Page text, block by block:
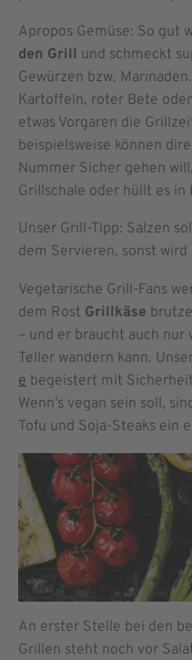
Apropos Gemüse: So gut
den Grill und schmeckt
Gewürzen bzw.
Kartoffeln, roter Bete
etwas Vorgaren die
beispielsweise können
Nummer Sicher gehen
Grillschale oder hüllt es in
Unser Grill-Tipp: Salzen
dem Servieren, sonst
Vegetarische Grill-Fans
dem Rost Grillkäse
– und er braucht auch nur
Teller wandern kann.
e begeistert mit
Wenn’s vegan sein soll,
Tofu und Soja-Steaks ein
An erster Stelle bei den
Grillen steht noch vor